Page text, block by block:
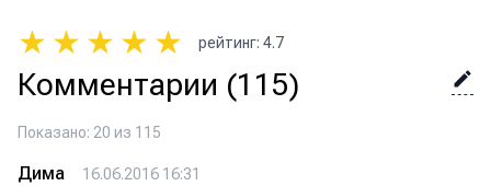
★ ★ ★ ★ ★ рейтинг: 4.7
Комментарии (115)
Показано: 20 из 115
Дима 16.06.2016 16:31